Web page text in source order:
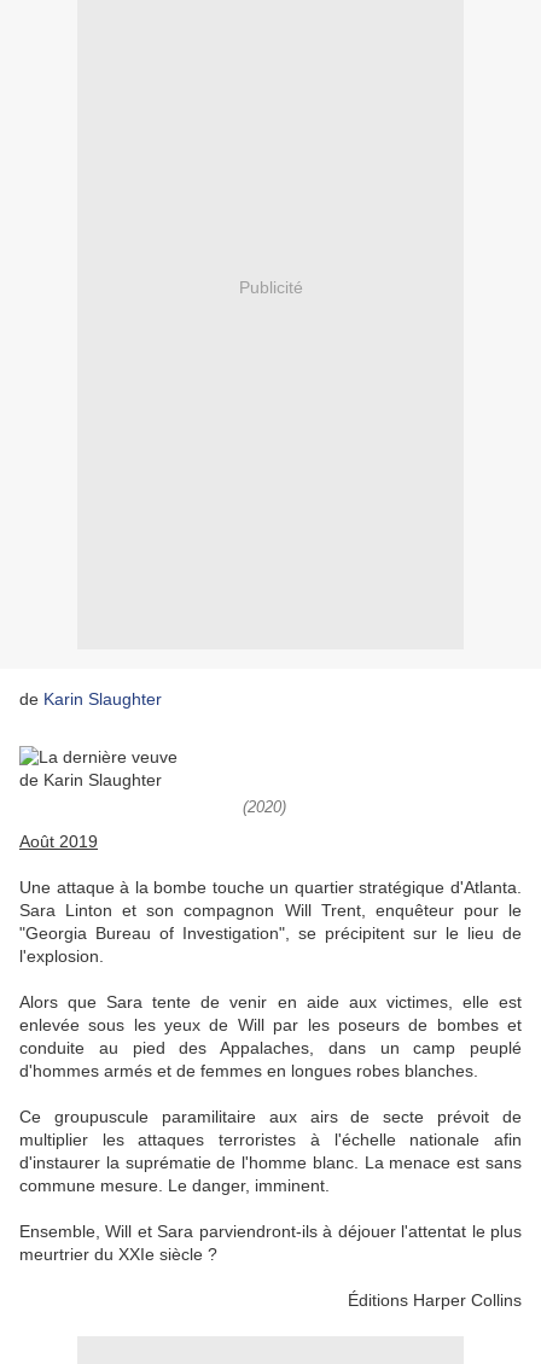
Publicité
de Karin Slaughter
(2020)
Août 2019
Une attaque à la bombe touche un quartier stratégique d'Atlanta.
Sara Linton et son compagnon Will Trent, enquêteur pour le
"Georgia Bureau of Investigation", se précipitent sur le lieu de
l'explosion.
Alors que Sara tente de venir en aide aux victimes, elle est
enlevée sous les yeux de Will par les poseurs de bombes et
conduite au pied des Appalaches, dans un camp peuplé
d'hommes armés et de femmes en longues robes blanches.
Ce groupuscule paramilitaire aux airs de secte prévoit de
multiplier les attaques terroristes à l'échelle nationale afin
d'instaurer la suprématie de l'homme blanc. La menace est sans
commune mesure. Le danger, imminent.
Ensemble, Will et Sara parviendront-ils à déjouer l'attentat le plus
meurtrier du XXIe siècle ?
Éditions Harper Collins